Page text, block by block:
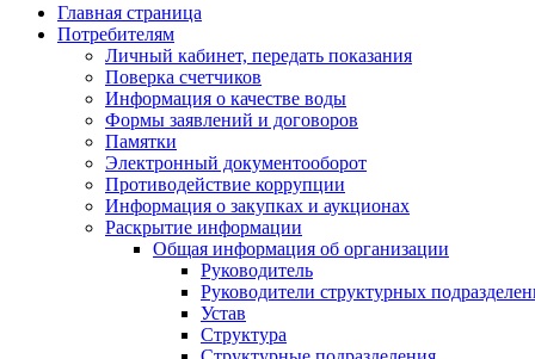
Главная страница
Потребителям
Личный кабинет, передать показания
Поверка счетчиков
Информация о качестве воды
Формы заявлений и договоров
Памятки
Электронный документооборот
Противодействие коррупции
Информация о закупках и аукционах
Раскрытие информации
Общая информация об организации
Руководитель
Руководители структурных
Устав
Структура